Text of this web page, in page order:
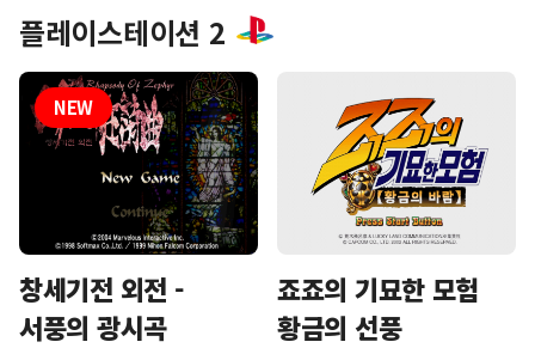
플레이스테이션 2
창세기전 외전 -
서풍의 광시곡
죠죠의 기묘한 모험
황금의 선풍